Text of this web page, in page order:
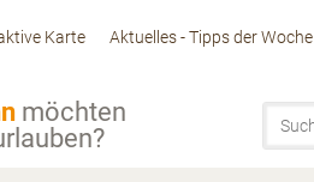
möchten
Karte Aktuelles - Tipps der Woche